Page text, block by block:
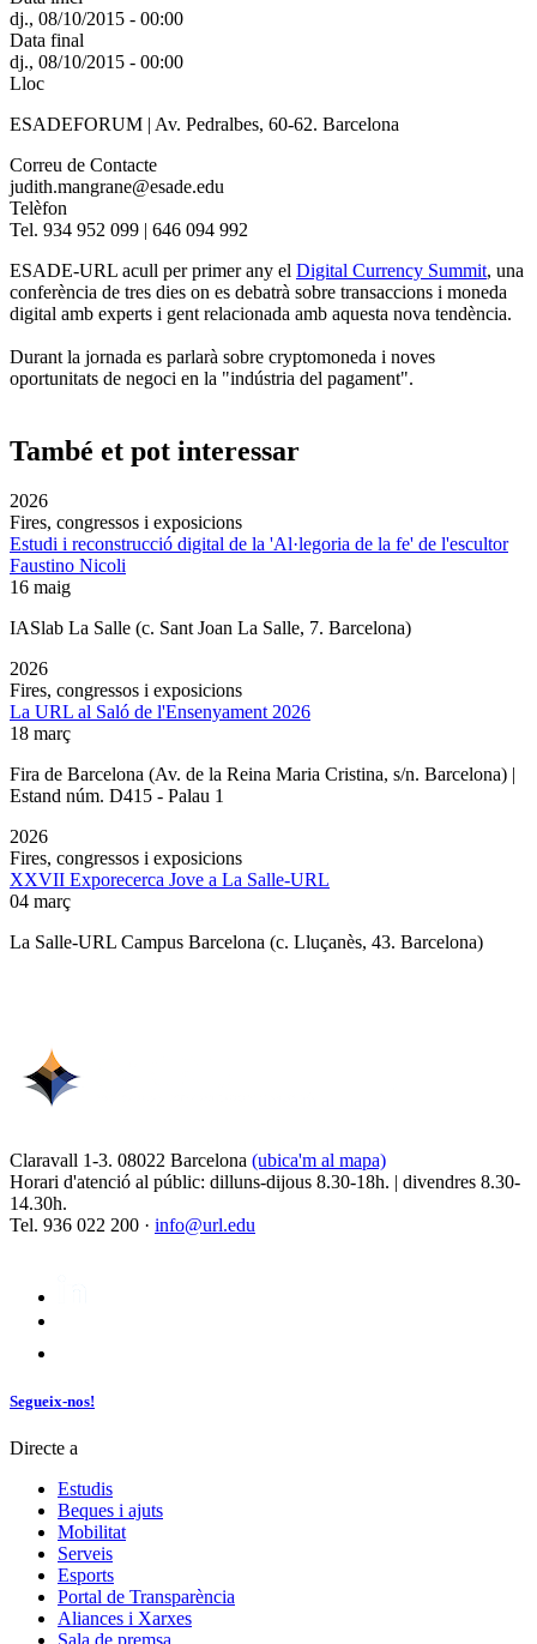
dj., 08/10/2015 - 00:00
Data final
dj., 08/10/2015 - 00:00
Lloc
ESADEFORUM | Av. Pedralbes, 60-62. Barcelona
Correu de Contacte
judith.mangrane@esade.edu
Telèfon
Tel. 934 952 099 | 646 094 992
ESADE-URL acull per primer any el Digital Currency Summit, una
conferència de tres dies on es debatrà sobre transaccions i moneda
digital amb experts i gent relacionada amb aquesta nova tendència.
Durant la jornada es parlarà sobre cryptomoneda i noves
oportunitats de negoci en la "indústria del pagament".
També et pot interessar
2026
Fires, congressos i exposicions
Estudi i reconstrucció digital de la 'Al·legoria de la fe' de l'escultor
Faustino Nicoli
16 maig
IASlab La Salle (c. Sant Joan La Salle, 7. Barcelona)
2026
Fires, congressos i exposicions
La URL al Saló de l'Ensenyament 2026
18 març
Fira de Barcelona (Av. de la Reina Maria Cristina, s/n. Barcelona) |
Estand núm. D415 - Palau 1
2026
Fires, congressos i exposicions
XXVII Exporecerca Jove a La Salle-URL
04 març
La Salle-URL Campus Barcelona (c. Lluçanès, 43. Barcelona)
Claravall 1-3. 08022 Barcelona (ubica'm al mapa)
Horari d'atenció al públic: dilluns-dijous 8.30-18h. | divendres 8.30-
14.30h.
Tel. 936 022 200 · info@url.edu
Segueix-nos!
Directe a
Estudis
Beques i ajuts
Mobilitat
Serveis
Esports
Portal de Transparència
Aliances i Xarxes
Sala de premsa